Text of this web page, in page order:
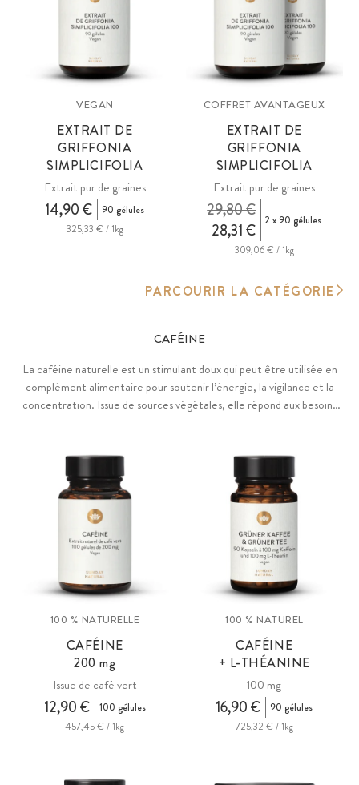
VEGAN
EXTRAIT DE
GRIFFONIA
SIMPLICIFOLIA
Extrait pur de graines
14,90 €
90 gélules
325,33 € / 1kg
COFFRET AVANTAGEUX
EXTRAIT DE
GRIFFONIA
SIMPLICIFOLIA
Extrait pur de graines
28,31 €
29,80 € 2 x 90 gélules
309,06 € / 1kg
PARCOURIR LA CATÉGORIE
CAFÉINE
La caféine naturelle est un stimulant doux qui peut être utilisée en
complément alimentaire pour soutenir l’énergie, la vigilance et la
concentration. Issue de sources végétales, elle répond aux besoins
100 % NATURELLE
CAFÉINE
200 mg
Issue de café vert
12,90 €
100 gélules
457,45 € / 1kg
100 % NATUREL
CAFÉINE
+ L-THÉANINE
100 mg
16,90 €
90 gélules
725,32 € / 1kg